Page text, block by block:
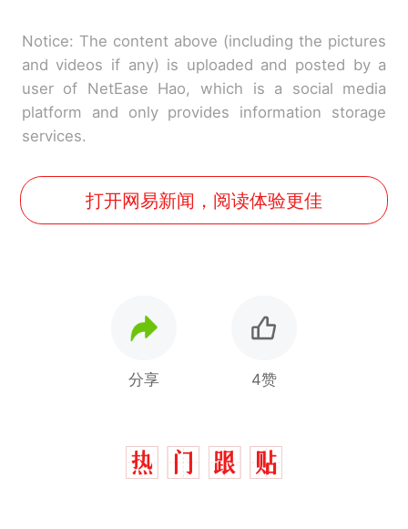
Notice: The content above (including the pictures
and videos if any) is uploaded and posted by a
user of NetEase Hao, which is a social media
platform and only provides information storage
services.
打开网易新闻，阅读体验更佳
分享 4赞